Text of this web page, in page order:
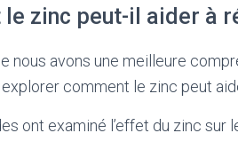
le zinc peut-il aider à
nous avons une meilleure
comment le zinc peut
ont examiné l’effet du zinc sur